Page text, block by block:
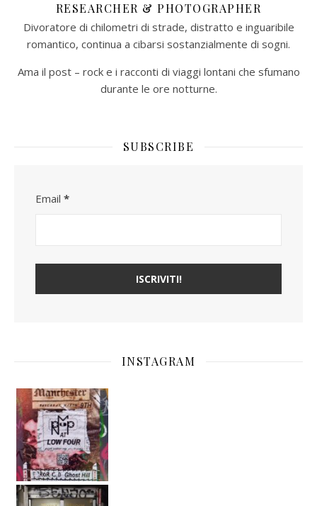
RESEARCHER & PHOTOGRAPHER
Divoratore di chilometri di strade, distratto e inguaribile
romantico, continua a cibarsi sostanzialmente di sogni.
Ama il post – rock e i racconti di viaggi lontani che sfumano
durante le ore notturne.​
SUBSCRIBE
Email *
INSTAGRAM